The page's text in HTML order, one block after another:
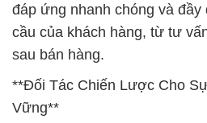
đáp ứng nhanh chóng và đầy
cầu của khách hàng, từ tư
sau bán hàng.
**Đối Tác Chiến Lược Cho
Vững**